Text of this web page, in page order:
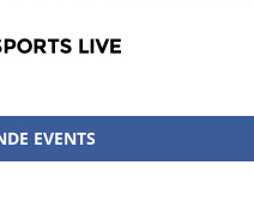
EVENTS